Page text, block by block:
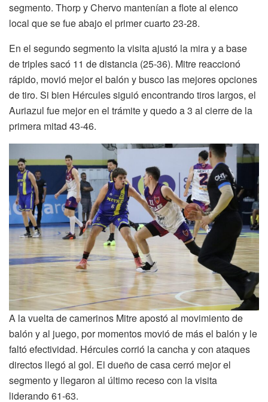
segmento. Thorp y Chervo mantenían a flote al elenco
local que se fue abajo el primer cuarto 23-28.
En el segundo segmento la visita ajustó la mira y a base
de triples sacó 11 de distancia (25-36). Mitre reaccionó
rápido, movió mejor el balón y busco las mejores opciones
de tiro. Si bien Hércules siguió encontrando tiros largos, el
Auriazul fue mejor en el trámite y quedo a 3 al cierre de la
primera mitad 43-46.
A la vuelta de camerinos Mitre apostó al movimiento de
balón y al juego, por momentos movió de más el balón y le
faltó efectividad. Hércules corrió la cancha y con ataques
directos llegó al gol. El dueño de casa cerró mejor el
segmento y llegaron al último receso con la visita
liderando 61-63.